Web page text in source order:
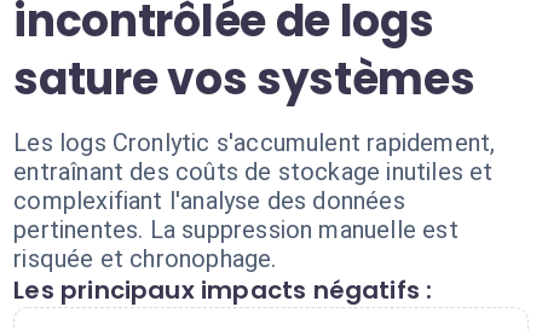
incontrôlée de logs
sature vos systèmes
Les logs Cronlytic s'accumulent rapidement,
entraînant des coûts de stockage inutiles et
complexifiant l'analyse des données
pertinentes. La suppression manuelle est
risquée et chronophage.
Les principaux impacts négatifs :